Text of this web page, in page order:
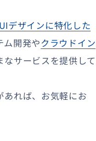
デザインに特化した
ム開発やクラウドイン
なサービスを提供して
あれば、お気軽にお